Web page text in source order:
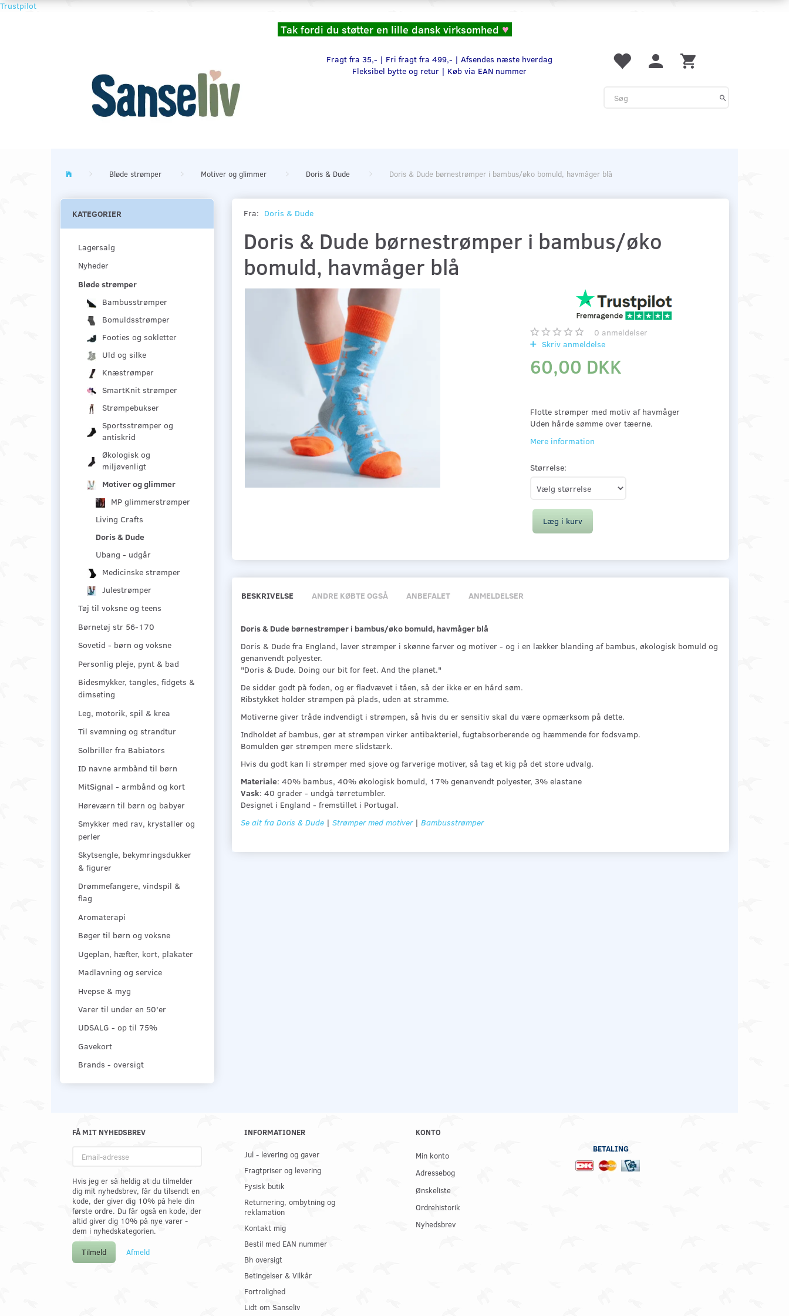
Trustpilot
Tak fordi du støtter en lille dansk virksomhed ♥
Fragt fra 35,- | Fri fragt fra 499,- | Afsendes næste hverdag
Fleksibel bytte og retur | Køb via EAN nummer
Bløde strømper Motiver og glimmer Doris & Dude Doris & Dude børnestrømper i bambus/øko bomuld, havmåger blå
KATEGORIER
Lagersalg
Nyheder
Bløde strømper
Bambusstrømper
Bomuldsstrømper
Footies og sokletter
Uld og silke
Knæstrømper
SmartKnit strømper
Strømpebukser
Sportsstrømper og
antiskrid
Økologisk og
miljøvenligt
Motiver og glimmer
MP glimmerstrømper
Living Crafts
Doris & Dude
Ubang - udgår
Medicinske strømper
Julestrømper
Tøj til voksne og teens
Børnetøj str 56-170
Sovetid - børn og voksne
Personlig pleje, pynt & bad
Bidesmykker, tangles, fidgets &
dimseting
Leg, motorik, spil & krea
Til svømning og strandtur
Solbriller fra Babiators
ID navne armbånd til børn
MitSignal - armbånd og kort
Høreværn til børn og babyer
Smykker med rav, krystaller og
perler
Skytsengle, bekymringsdukker
& figurer
Drømmefangere, vindspil &
flag
Aromaterapi
Bøger til børn og voksne
Ugeplan, hæfter, kort, plakater
Madlavning og service
Hvepse & myg
Varer til under en 50'er
UDSALG - op til 75%
Gavekort
Brands - oversigt
Fra: Doris & Dude
Doris & Dude børnestrømper i bambus/øko
bomuld, havmåger blå
0 anmeldelser
Skriv anmeldelse
60,00 DKK
Flotte strømper med motiv af havmåger
Uden hårde sømme over tæerne.
Mere information
Størrelse:
Læg i kurv
BESKRIVELSE ANDRE KØBTE OGSÅ ANBEFALET ANMELDELSER
Doris & Dude børnestrømper i bambus/øko bomuld, havmåger blå
Doris & Dude fra England, laver strømper i skønne farver og motiver - og i en lækker blanding af bambus, økologisk bomuld og
genanvendt polyester.
"Doris & Dude. Doing our bit for feet. And the planet."
De sidder godt på foden, og er fladvævet i tåen, så der ikke er en hård søm.
Ribstykket holder strømpen på plads, uden at stramme.
Motiverne giver tråde indvendigt i strømpen, så hvis du er sensitiv skal du være opmærksom på dette.
Indholdet af bambus, gør at strømpen virker antibakteriel, fugtabsorberende og hæmmende for fodsvamp.
Bomulden gør strømpen mere slidstærk.
Hvis du godt kan li strømper med sjove og farverige motiver, så tag et kig på det store udvalg.
Materiale: 40% bambus, 40% økologisk bomuld, 17% genanvendt polyester, 3% elastane
Vask: 40 grader - undgå tørretumbler.
Designet i England - fremstillet i Portugal.
Se alt fra Doris & Dude| Strømper med motiver| Bambusstrømper
FÅ MIT NYHEDSBREV
adresse
Hvis jeg er så heldig at du tilmelder
dig mit nyhedsbrev, får du tilsendt en
kode, der giver dig 10% på hele din
første ordre. Du får også en kode, der
altid giver dig 10% på nye varer -
dem i nyhedskategorien.
Tilmeld Afmeld
INFORMATIONER
Jul - levering og gaver
Fragtpriser og levering
Fysisk butik
Returnering, ombytning og
reklamation
Kontakt mig
Bestil med EAN nummer
Bh oversigt
Betingelser & Vilkår
Fortrolighed
Lidt om Sanseliv
KONTO
Min konto
Adressebog
Ønskeliste
Ordrehistorik
Nyhedsbrev
BETALING